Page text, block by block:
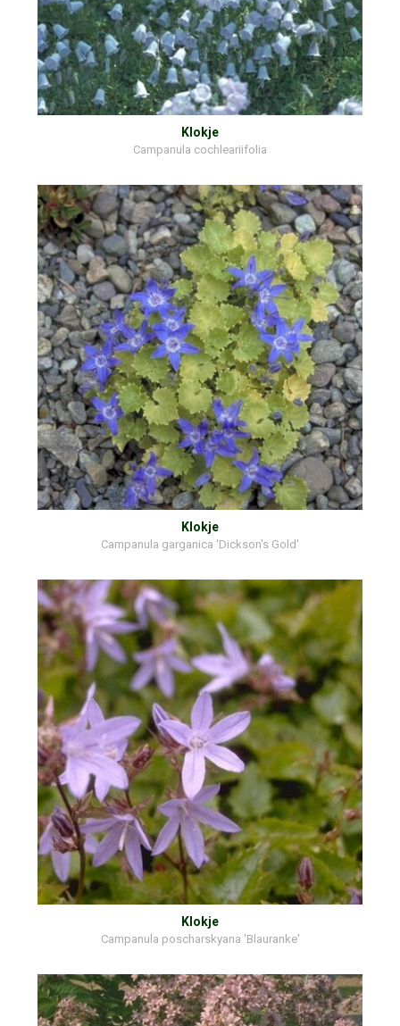
Klokje
Campanula cochleariifolia
Klokje
Campanula garganica 'Dickson's Gold'
Klokje
Campanula poscharskyana 'Blauranke'